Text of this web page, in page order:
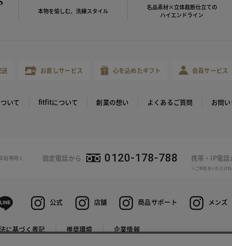
本物を愉しむ、洗練スタイル
名品素材×立体裁断仕立ての
ハイエンドライン
送 お直しサービス 心を込めたギフト 会員サービス
いて fitfitについて 創業の想い よくあるご質問 お問
始等除く 固定電話から 0120-178-788 携帯・IP電話
※ご申告をいただけ
公式 店舗 商品サポート メンズ
に基づく表記 推奨環境 企業情報